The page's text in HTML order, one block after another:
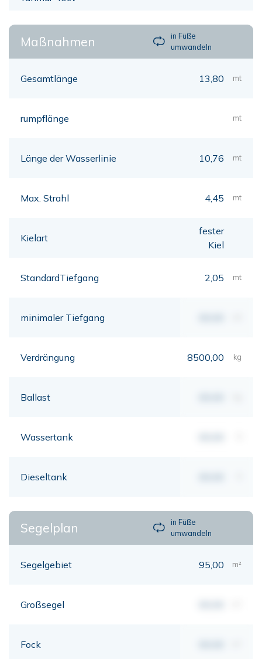
Maßnahmen
in Füße
umwandeln
Gesamtlänge 13,80 mt
rumpflänge mt
Länge der Wasserlinie 10,76 mt
Max. Strahl 4,45 mt
Kielart
fester
Kiel
StandardTiefgang 2,05 mt
minimaler Tiefgang
Verdrängung 8500,00 kg
Ballast
Wassertank
Dieseltank
Segelplan
in Füße
umwandeln
Segelgebiet 95,00 m²
Großsegel
Fock